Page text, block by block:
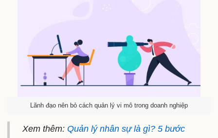
Lãnh đạo nên bỏ cách quản lý vi mô trong doanh nghiệp
Xem thêm: Quản lý nhân sự là gì? 5 bước